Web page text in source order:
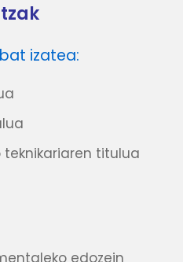
izatea:
teknikariaren titulua
edozein